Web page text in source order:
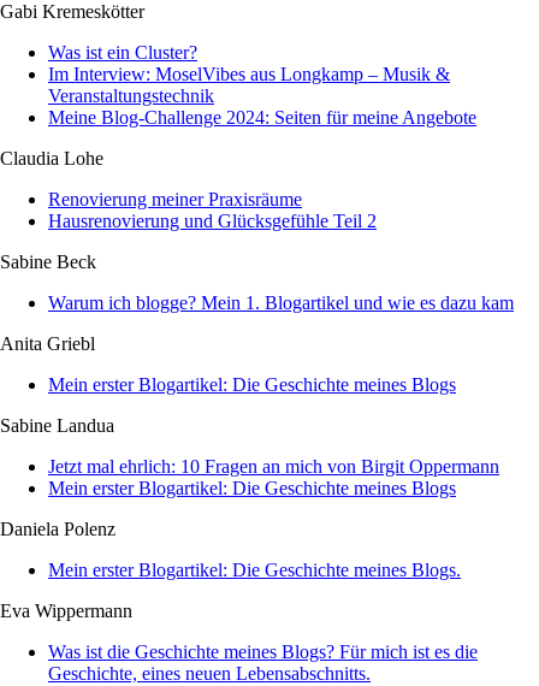
Gabi Kremeskötter
Was ist ein Cluster?
Im Interview: MoselVibes aus Longkamp – Musik &
Veranstaltungstechnik
Meine Blog-Challenge 2024: Seiten für meine Angebote
Claudia Lohe
Renovierung meiner Praxisräume
Hausrenovierung und Glücksgefühle Teil 2
Sabine Beck
Warum ich blogge? Mein 1. Blogartikel und wie es dazu kam
Anita Griebl
Mein erster Blogartikel: Die Geschichte meines Blogs
Sabine Landua
Jetzt mal ehrlich: 10 Fragen an mich von Birgit Oppermann
Mein erster Blogartikel: Die Geschichte meines Blogs
Daniela Polenz
Mein erster Blogartikel: Die Geschichte meines Blogs.
Eva Wippermann
Was ist die Geschichte meines Blogs? Für mich ist es die
Geschichte, eines neuen Lebensabschnitts.